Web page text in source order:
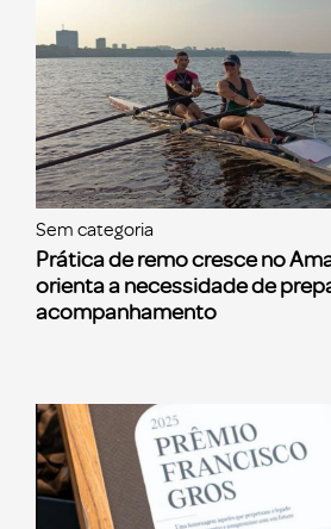
Sem categoria
Prática de remo cresce no
orienta a necessidade de
acompanhamento